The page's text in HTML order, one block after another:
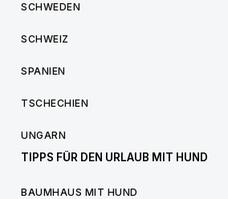
SCHWEDEN
SCHWEIZ
SPANIEN
TSCHECHIEN
UNGARN
TIPPS FÜR DEN URLAUB MIT HUND
BAUMHAUS MIT HUND